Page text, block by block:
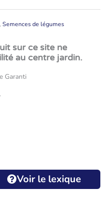
, Semences de légumes
sur ce site ne
au centre jardin.
Voir le lexique